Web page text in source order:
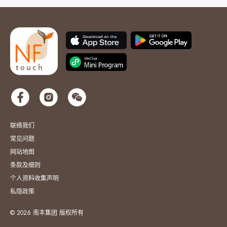
联络我们
常见问题
网站地图
条款及细则
个人资料收集声明
私隐政策
© 2026 南丰集团 版权所有